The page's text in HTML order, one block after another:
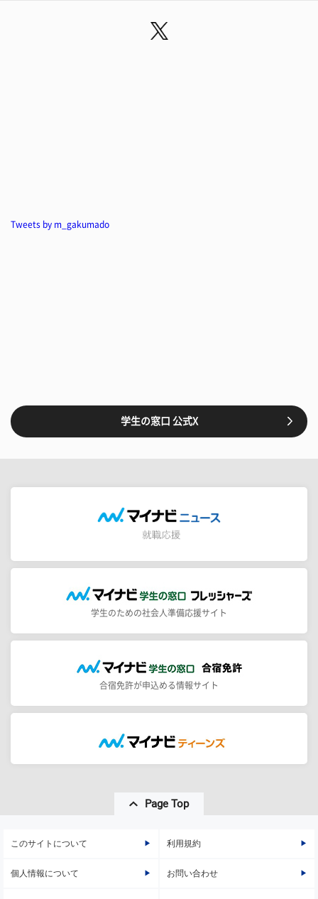
Tweets by m_gakumado
学生の窓口 公式X
学生のための社会人準備応援サイト
合宿免許が申込める情報サイト
Page Top
このサイトについて 利用規約
個人情報について お問い合わせ